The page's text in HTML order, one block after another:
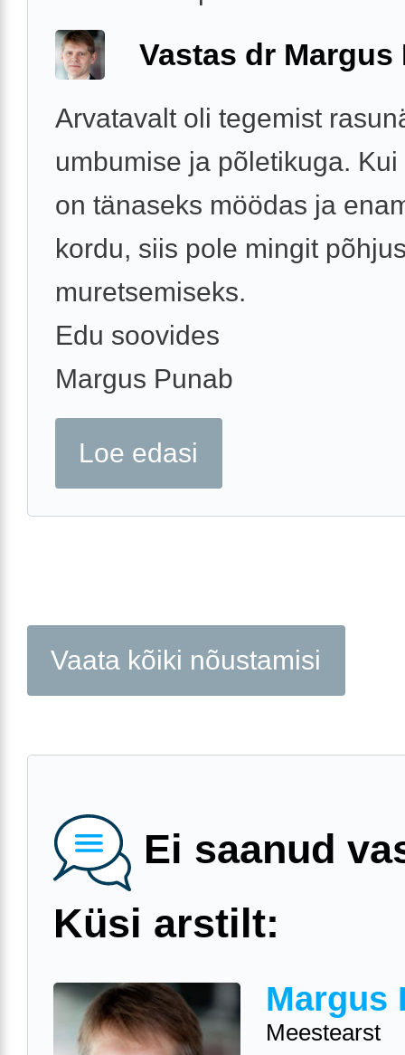
Vastas dr Margus
Arvatavalt oli tegemist
umbumise ja põletikuga.
on tänaseks möödas ja
kordu, siis pole mingit
muretsemiseks.
Edu soovides
Margus Punab
Loe edasi
Vaata kõiki nõustamisi
Ei saanud
Küsi arstilt:
Margus
Meestearst